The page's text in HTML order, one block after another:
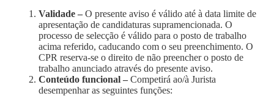
Validade – O presente aviso é válido até à data limite de
apresentação de candidaturas supramencionada. O
processo de selecção é válido para o posto de trabalho
acima referido, caducando com o seu preenchimento. O
CPR reserva-se o direito de não preencher o posto de
trabalho anunciado através do presente aviso.
Conteúdo funcional – Competirá ao/à Jurista
desempenhar as seguintes funções: